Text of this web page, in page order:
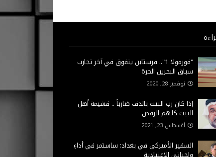
"فورمولا 1".. فرستابن يتفوق في آخر تجارب
سباق البحرين الحرة
نوفمبر 28, 2020
إذا كان رب البيت بالدف ضارباً .. فشيمة أهل
البيت كلهم الرقص
أغسطس 23, 2021
السفير الأميركي في بغداد: ساستمر في أداءِ